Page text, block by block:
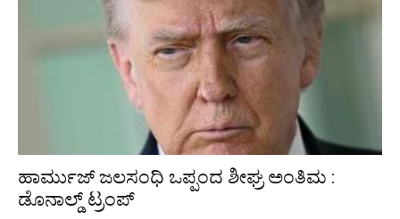
ಹಾರ್ಮುಜ್‌ ಜಲಸಂಧಿ ಒಪ್ಪಂದ ಶೀಘ್ರ ಅಂತಿಮ :
ಡೊನಾಲ್ಡ್‌ ಟ್ರಂಪ್‌